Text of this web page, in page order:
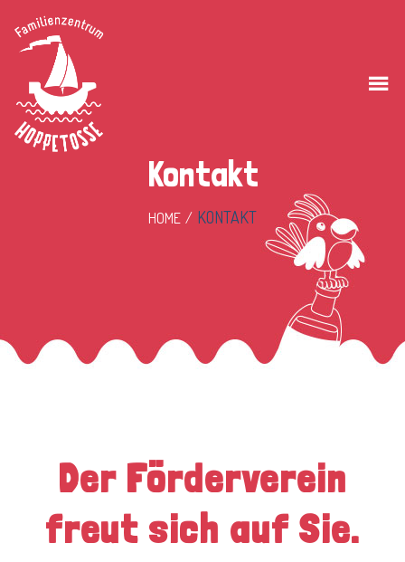
Kontakt
HOME / KONTAKT
Der Förderverein
freut sich auf Sie.